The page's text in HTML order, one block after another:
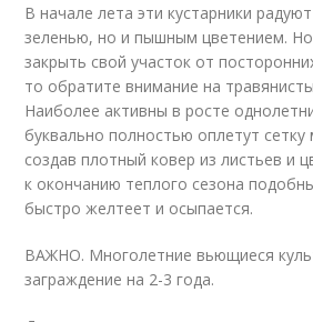
В начале лета эти кустарники
зеленью, но и пышным цветением.
закрыть свой участок от
то обратите внимание на
Наиболее активны в росте
буквально полностью оплетут
создав плотный ковер из листьев и
к окончанию теплого сезона
быстро желтеет и осыпается.
ВАЖНО. Многолетние вьющиеся
заграждение на 2-3 года.